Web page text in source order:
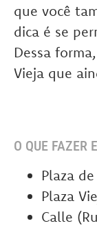
que você
dica é se
Dessa
Vieja que
O QUE FAZER
Plaza
Plaza
Calle